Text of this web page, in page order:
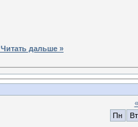
Читать дальше »
«
Пн
Вт